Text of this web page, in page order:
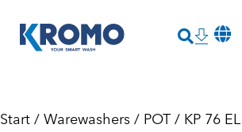
Start / Warewashers / POT / KP 76 EL